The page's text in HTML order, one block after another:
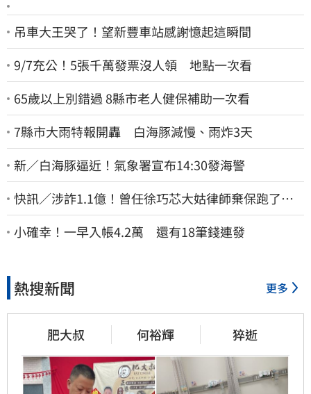
吊車大王哭了！望新豐車站感謝憶起這瞬間
9/7充公！5張千萬發票沒人領 地點一次看
65歲以上別錯過 8縣市老人健保補助一次看
7縣市大雨特報開轟 白海豚減慢、雨炸3天
新／白海豚逼近！氣象署宣布14:30發海警
快訊／涉詐1.1億！曾任徐巧芯大姑律師棄保跑了…
媽也離境 桃檢發通緝
小確幸！一早入帳4.2萬 還有18筆錢連發
熱搜新聞 更多
肥大叔 何裕輝 猝逝